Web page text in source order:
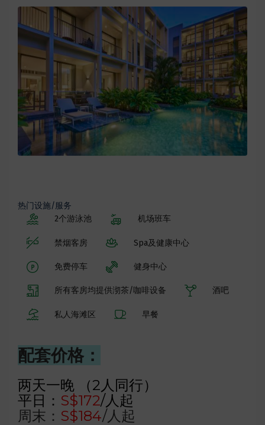
热门设施/服务
2个游泳池
机场班车
禁烟客房 Spa及健康中心
免费停车 健身中心
所有客房均提供沏茶/咖啡设备 酒吧
私人海滩区 早餐
配套价格：
两天一晚 （2人同行）
平日： S$172/人起
周末： S$184/人起